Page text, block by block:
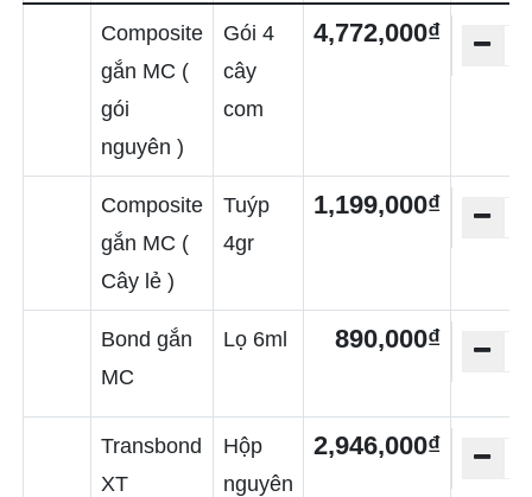
Composite
gắn MC (
gói
nguyên )
Gói 4
cây
com
4,772,000₫
Composite
gắn MC (
Cây lẻ )
Tuýp
4gr
1,199,000₫
Bond gắn
MC
Lọ 6ml 890,000₫
Transbond
XT
Hộp
nguyên
2,946,000₫